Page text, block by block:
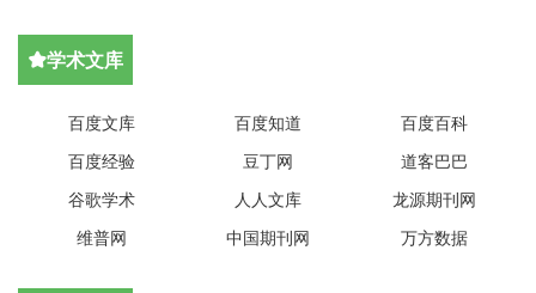
学术文库
百度文库 百度知道
百度百科
百度经验
豆丁网
道客巴巴
谷歌学术
人人文库
龙源期刊网
维普网
中国期刊网 万方数据